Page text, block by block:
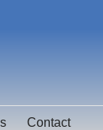
Contact